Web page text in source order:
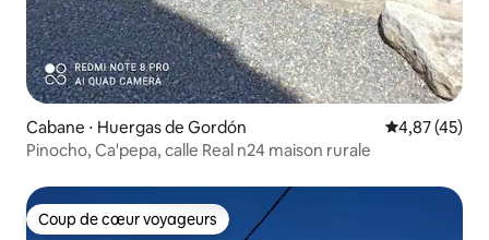
Cabane ⋅ Huergas de Gordón Évaluation
4,87 (45)
Pinocho, Ca'pepa, calle Real n24 maison rurale
Coup de cœur voyageurs
Coup de cœur voyageurs